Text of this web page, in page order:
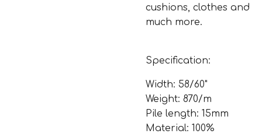
cushions, clothes and
much more.
Specification:
Width: 58/60"
Weight: 870/m
Pile length: 15mm
Material: 100%